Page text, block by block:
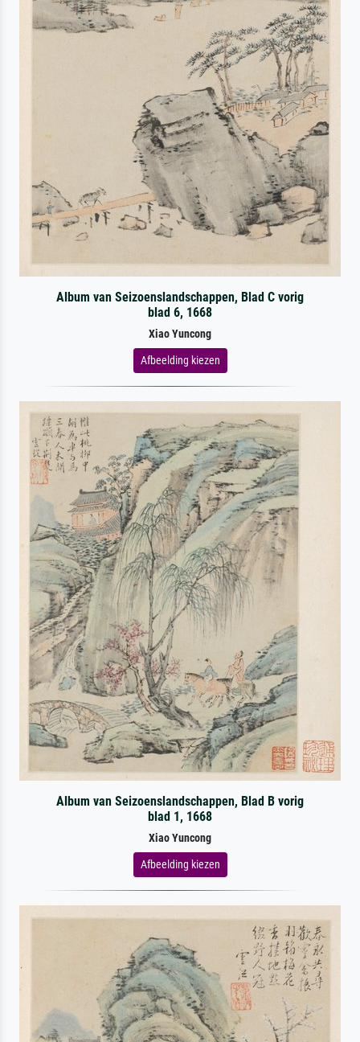
Album van Seizoenslandschappen, Blad C vorig
blad 6, 1668
Xiao Yuncong
Afbeelding kiezen
Album van Seizoenslandschappen, Blad B vorig
blad 1, 1668
Xiao Yuncong
Afbeelding kiezen